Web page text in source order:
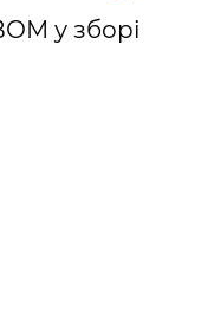
у зборі